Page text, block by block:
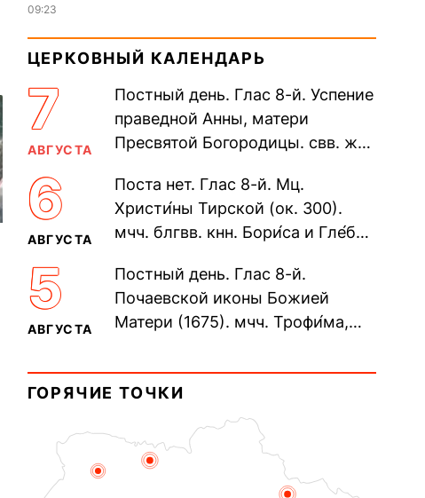
09:23
ЦЕРКОВНЫЙ КАЛЕНДАРЬ
7
АВГУСТА
Постный день. Глас 8-й. Успение
праведной Анны, матери
Пресвятой Богородицы. свв. жен
прп. Евпракси́и девы,...
6
АВГУСТА
Поста нет. Глас 8-й. Мц.
Христи́ны Тирской (ок. 300).
мчч. блгвв. кнн. Бори́са и Гле́ба,
Дави́да (1015). Прп....
5
АВГУСТА
Постный день. Глас 8-й.
Почаевской иконы Божией
Матери (1675). мчч. Трофи́ма,
мучеников (284–305). прав.
воина Фео́дора...
ГОРЯЧИЕ ТОЧКИ